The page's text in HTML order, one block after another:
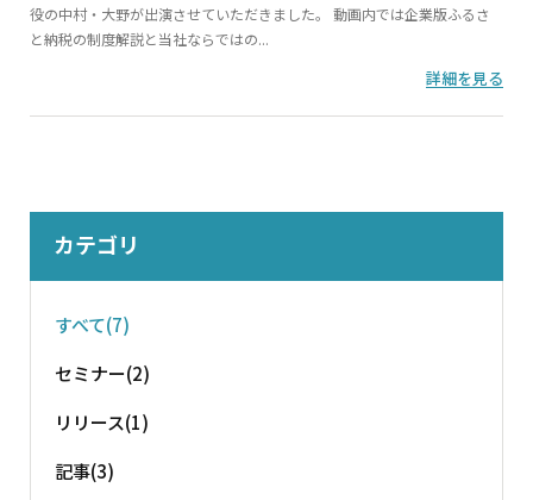
役の中村・大野が出演させていただきました。 動画内では企業版ふるさ
と納税の制度解説と当社ならではの...
詳細を見る
カテゴリ
すべて(7)
セミナー(2)
リリース(1)
記事(3)